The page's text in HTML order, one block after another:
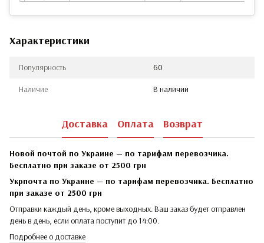
Характеристики
Популярность 60
Наличие В наличии
Доставка Оплата Возврат
Новой почтой по Украине — по тарифам перевозчика.
Бесплатно при заказе от 2500 грн
Укрпочта по Украине — по тарифам перевозчика. Бесплатно
при заказе от 2500 грн
Отправки каждый день, кроме выходных. Ваш заказ будет отправлен
день в день, если оплата поступит до 14:00.
Подробнее о доставке